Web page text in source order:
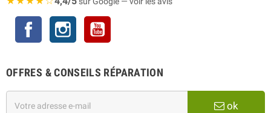
Facebook Instagram
OFFRES & CONSEILS RÉPARATION
ok